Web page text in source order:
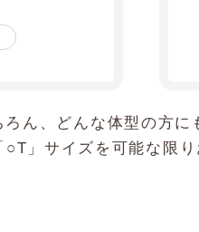
ん、どんな体型の方
○T」サイズを可能な限